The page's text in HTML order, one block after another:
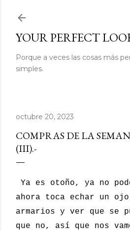
YOUR PERFECT
Porque a veces las cosas más
simples.
octubre 20, 2023
COMPRAS DE LA
(III).-
Ya es otoño, ya no
ahora toca echar un
armarios y ver que se
que no, así que nos